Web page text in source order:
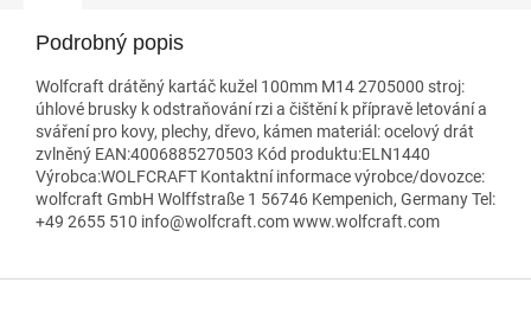
Podrobný popis
Wolfcraft drátěný kartáč kužel 100mm M14 2705000 stroj:
úhlové brusky k odstraňování rzi a čištění k přípravě letování a
sváření pro kovy, plechy, dřevo, kámen materiál: ocelový drát
zvlněný EAN:4006885270503 Kód produktu:ELN1440
Výrobca:WOLFCRAFT Kontaktní informace výrobce/dovozce:
wolfcraft GmbH Wolffstraße 1 56746 Kempenich, Germany Tel:
+49 2655 510 info@wolfcraft.com www.wolfcraft.com